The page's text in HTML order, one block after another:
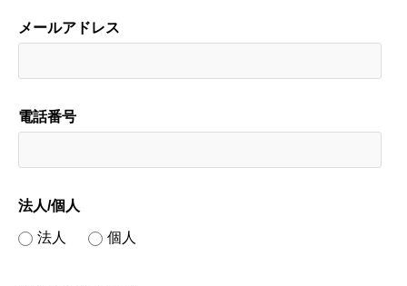
メールアドレス
電話番号
法人/個人
法人 個人